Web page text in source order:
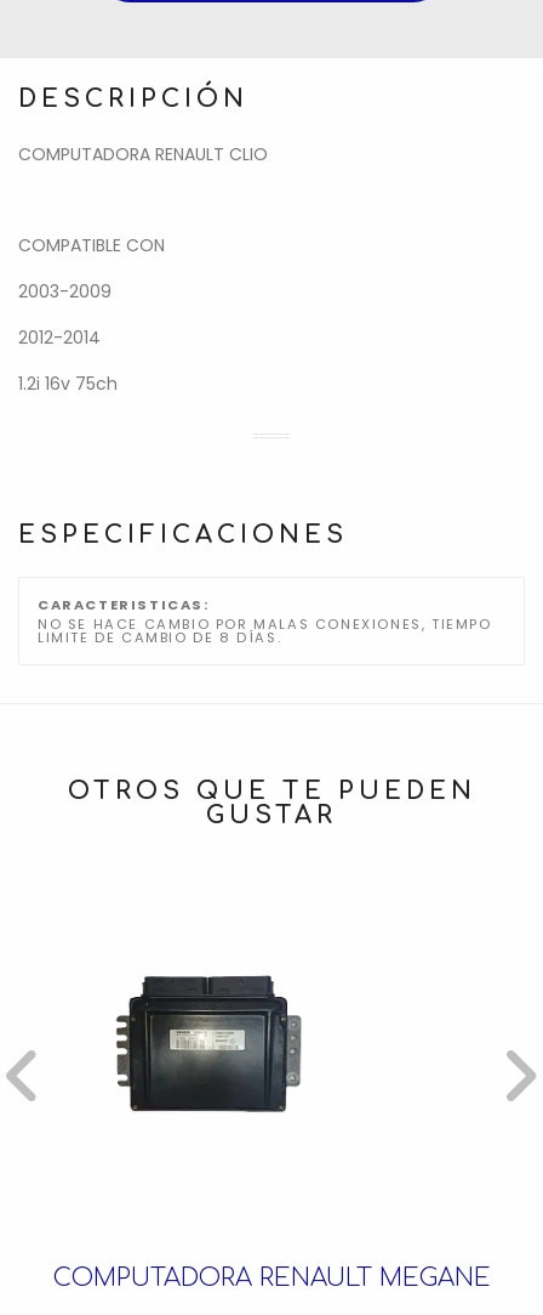
DESCRIPCIÓN
COMPUTADORA RENAULT CLIO
COMPATIBLE CON
2003-2009
2012-2014
1.2i 16v 75ch
ESPECIFICACIONES
CARACTERISTICAS:
NO SE HACE CAMBIO POR MALAS CONEXIONES, TIEMPO
LIMITE DE CAMBIO DE 8 DÍAS.
OTROS QUE TE PUEDEN
GUSTAR
COMPUTADORA RENAULT MEGANE